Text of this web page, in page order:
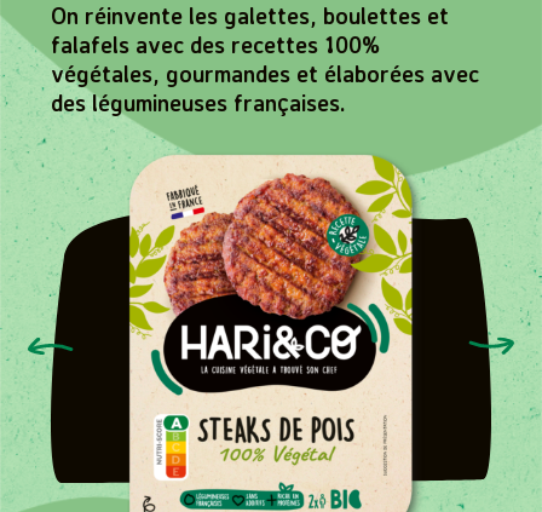
On réinvente les galettes, boulettes et
falafels avec des recettes 100%
végétales, gourmandes et élaborées avec
des légumineuses françaises.